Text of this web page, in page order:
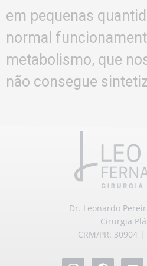
em pequenas
normal
metabolismo, que
não consegue
Dr. Leonardo
Cirurgia
CRM/PR: 30904 |